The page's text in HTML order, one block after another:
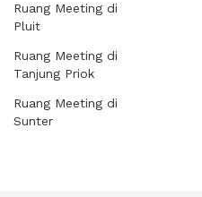
Ruang Meeting di
Pluit
Ruang Meeting di
Tanjung Priok
Ruang Meeting di
Sunter